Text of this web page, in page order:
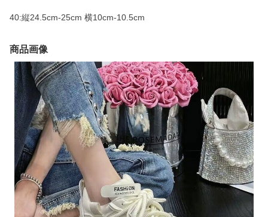
40:縦24.5cm-25cm 横10cm-10.5cm
商品画像